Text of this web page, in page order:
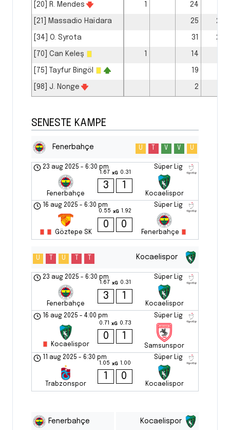
[20] R. Mendes 24
[21] Massadio Haïdara 25 22
[34] O. Syrota 31 27
[70] Can Keleş 14
[75] Tayfur Bingöl 19
[98] J. Nonge 2
SENESTE KAMPE
Fenerbahçe U V V U
Süper Lig
23 aug 2025 - 6:30 pm
Fenerbahçe
1.67 xG 0.31
3 1
Kocaelispor
Süper Lig
16 aug 2025 - 6:30 pm
Göztepe SK
0.55 xG 1.92
0 0
Fenerbahçe
Kocaelispor
U U
Süper Lig
23 aug 2025 - 6:30 pm
Fenerbahçe
1.67 xG 0.31
3 1
Kocaelispor
Süper Lig
16 aug 2025 - 4:00 pm
Kocaelispor
0.71 xG 0.73
0 1
Samsunspor
Süper Lig
11 aug 2025 - 6:30 pm
Trabzonspor
1.05 xG 1.00
1 0
Kocaelispor
Fenerbahçe Kocaelispor